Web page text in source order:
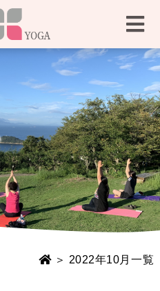
＞ 2022年10月一覧